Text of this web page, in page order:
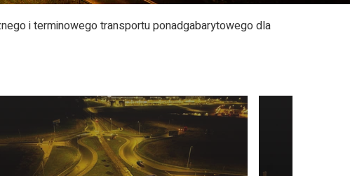
i terminowego transportu ponadgabarytowego dla